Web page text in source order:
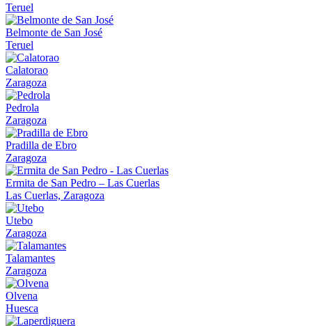
Teruel
Belmonte de San José
Teruel
Calatorao
Zaragoza
Pedrola
Zaragoza
Pradilla de Ebro
Zaragoza
Ermita de San Pedro – Las Cuerlas
Las Cuerlas, Zaragoza
Utebo
Zaragoza
Talamantes
Zaragoza
Olvena
Huesca